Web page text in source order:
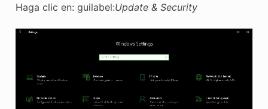
Haga clic en: guilabel:Update & Security